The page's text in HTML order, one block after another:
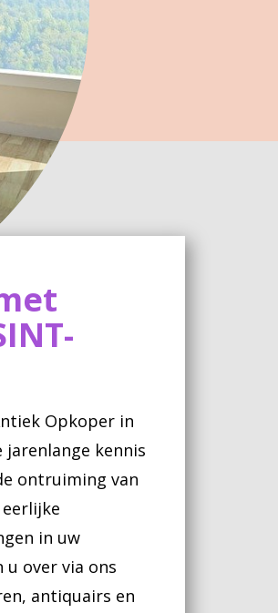
Opkoper in
jarenlange kennis
ontruiming van
in uw
u over via ons
antiquairs en